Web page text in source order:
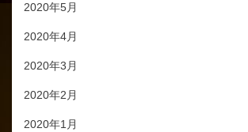
2020年5月
2020年4月
2020年3月
2020年2月
2020年1月